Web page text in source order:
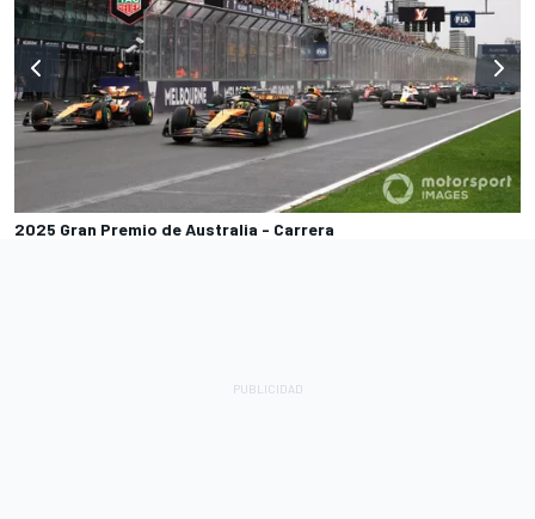
2025 Gran Premio de Australia - Carrera